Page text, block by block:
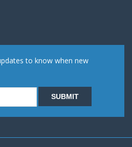
to know when new